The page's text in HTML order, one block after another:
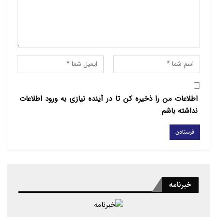
طبیعتْ حیوانی اجتماعی است.»[۲]این نقطه عزیمت
تقریباً همه متفکران مسلمان است که «انسان مدنی
سینا، می‌کوشند بخشی از فلسفه بعثت پیامبران را تبیین
کنند و ضرورت شریعت را آشکار سازند.[۳] خواجه نصیر
الدین طوسی نیز، با تأکید بر ناخودبسندگی انسان‌ها و نیاز
آن‌ها به یک‌دیگر، بحث سیاست مدینه خود را آغاز می‌کند
گوشه‌گیری و عزلت در پیش می‌گیرند و معتکف کوه‌ها و
غارها می‌شوند، بر خلاف تصور خود به کمال نمی‌رسند و
اطلاعات من را ذخیره کن تا در آینده نیازی به ورود اطلاعات
نداشته باشم
خبرنامه